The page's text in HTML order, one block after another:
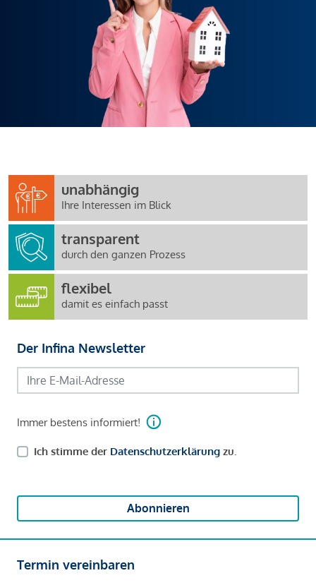
unabhängig
Ihre Interessen im Blick
transparent
durch den ganzen Prozess
flexibel
damit es einfach passt
Der Infina Newsletter
Immer bestens informiert!
Ich stimme der Datenschutzerklärung zu.
Abonnieren
Termin vereinbaren